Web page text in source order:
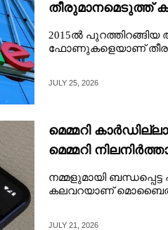
തീരുമാനമെടുത്ത്
2015ൽ
ഫോണുകളെയാണ്
JULY 25, 2026
മെമ്മറി
മെമ്മറി
നമ്മളുമായി
കലവറയാണ്
JULY 21, 2026